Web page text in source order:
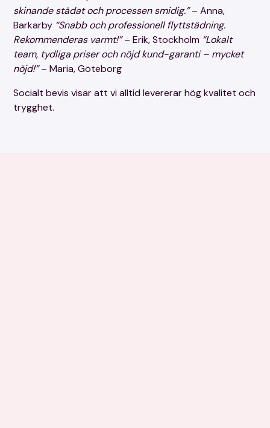
skinande städat och processen smidig.”– Anna,
Barkarby “Snabb och professionell flyttstädning.
Rekommenderas varmt!”– Erik, Stockholm “Lokalt
team, tydliga priser och nöjd kund-garanti – mycket
nöjd!”– Maria, Göteborg
Socialt bevis visar att vi alltid levererar hög kvalitet och
trygghet.